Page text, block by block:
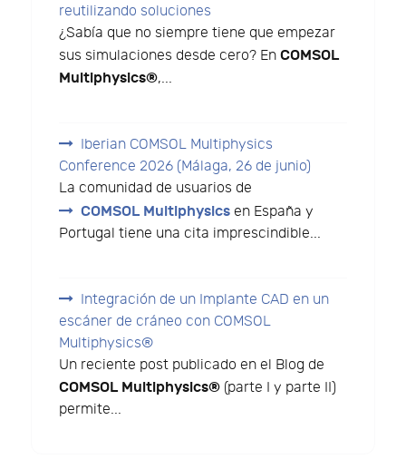
reutilizando soluciones
¿Sabía que no siempre tiene que empezar
sus simulaciones desde cero? En COMSOL
Multiphysics®,...
Iberian COMSOL Multiphysics
Conference 2026 (Málaga, 26 de junio)
La comunidad de usuarios de
COMSOL Multiphysics en España y
Portugal tiene una cita imprescindible...
Integración de un Implante CAD en un
escáner de cráneo con COMSOL
Multiphysics®
Un reciente post publicado en el Blog de
COMSOL Multiphysics® (parte I y parte II)
permite...